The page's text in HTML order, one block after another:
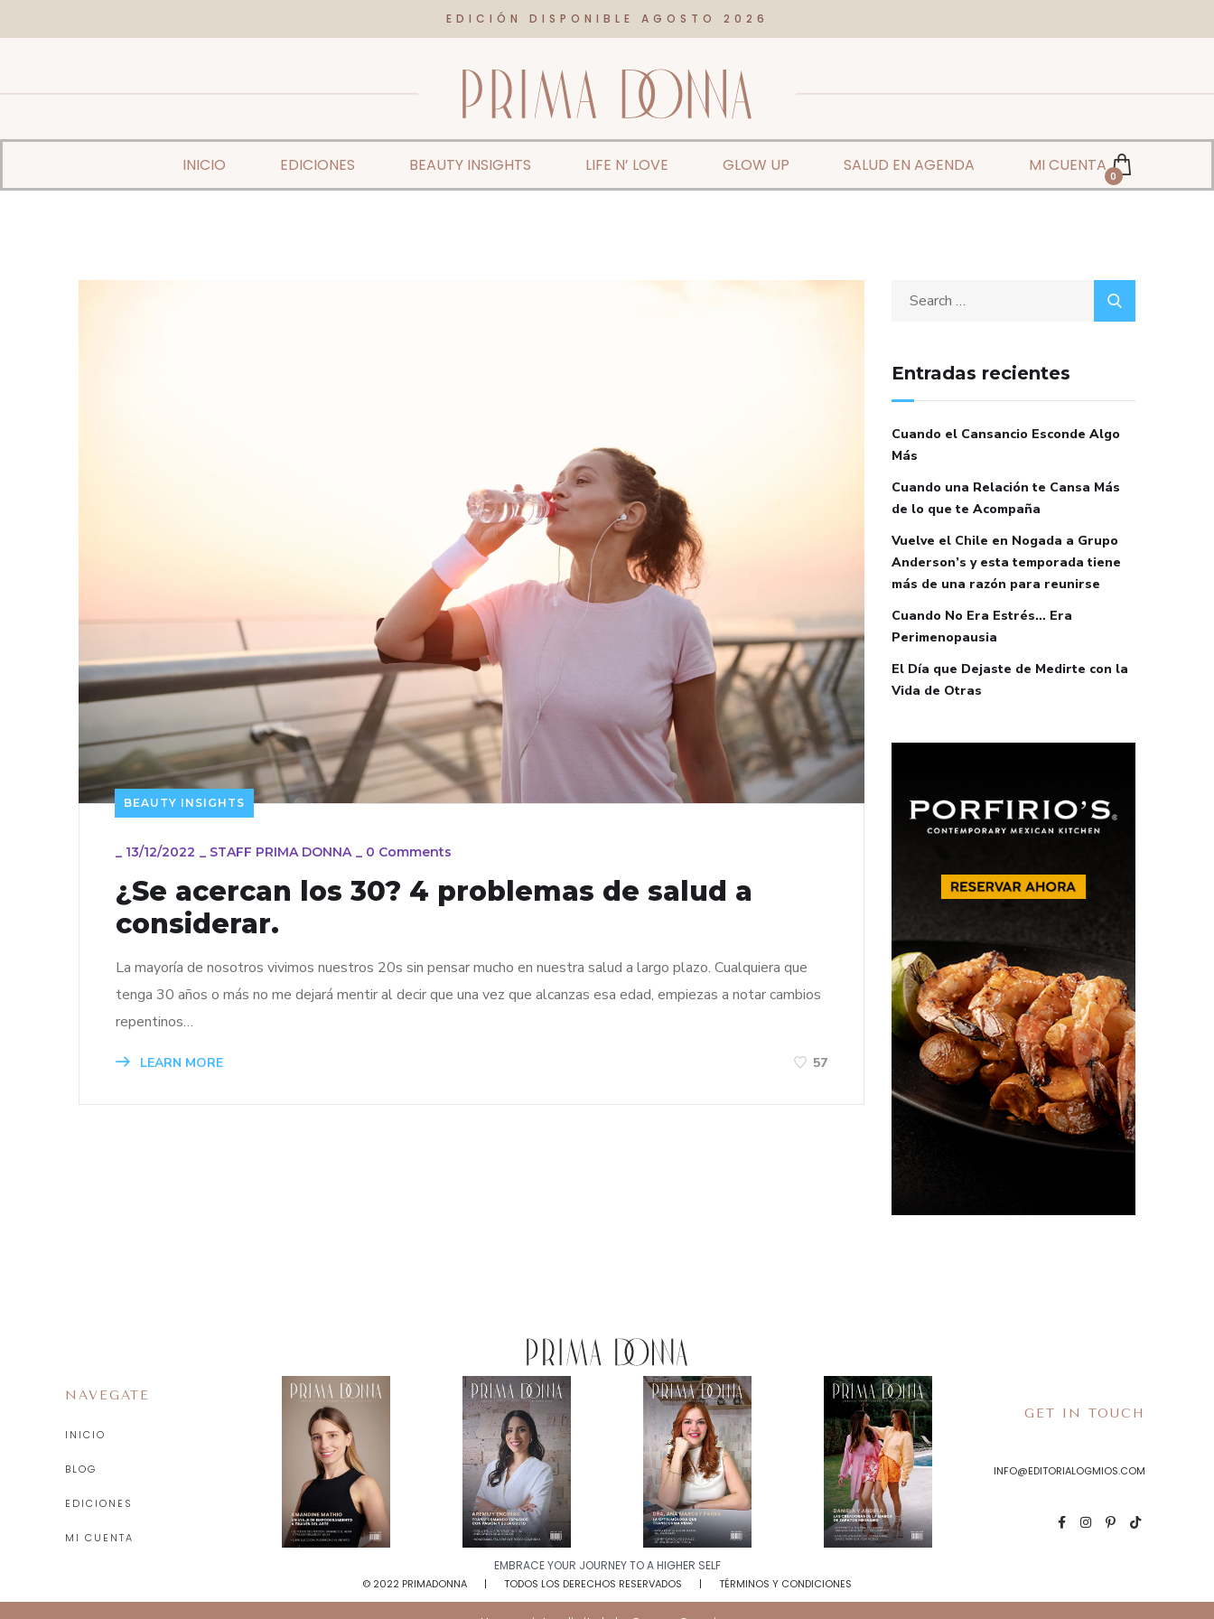
EDICIÓN DISPONIBLE AGOSTO 2026
INICIO EDICIONES BEAUTY INSIGHTS LIFE N’ LOVE GLOW UP SALUD EN AGENDA MI CUENTA
0
BEAUTY INSIGHTS
_ 13/12/2022 _ STAFF PRIMA DONNA _ 0 Comments
¿Se acercan los 30? 4 problemas de salud a
considerar.
La mayoría de nosotros vivimos nuestros 20s sin pensar mucho en nuestra salud a largo plazo. Cualquiera que
tenga 30 años o más no me dejará mentir al decir que una vez que alcanzas esa edad, empiezas a notar cambios
repentinos…
LEARN MORE 57
Entradas recientes
Cuando el Cansancio Esconde Algo
Más
Cuando una Relación te Cansa Más
de lo que te Acompaña
Vuelve el Chile en Nogada a Grupo
Anderson’s y esta temporada tiene
más de una razón para reunirse
Cuando No Era Estrés… Era
Perimenopausia
El Día que Dejaste de Medirte con la
Vida de Otras
NAVEGATE
INICIO
BLOG
EDICIONES
MI CUENTA
EMBRACE YOUR JOURNEY TO A HIGHER SELF​
© 2022 PRIMADONNA TODOS LOS DERECHOS RESERVADOS TÉRMINOS Y CONDICIONES
GET IN TOUCH
INFO@EDITORIALOGMIOS.COM